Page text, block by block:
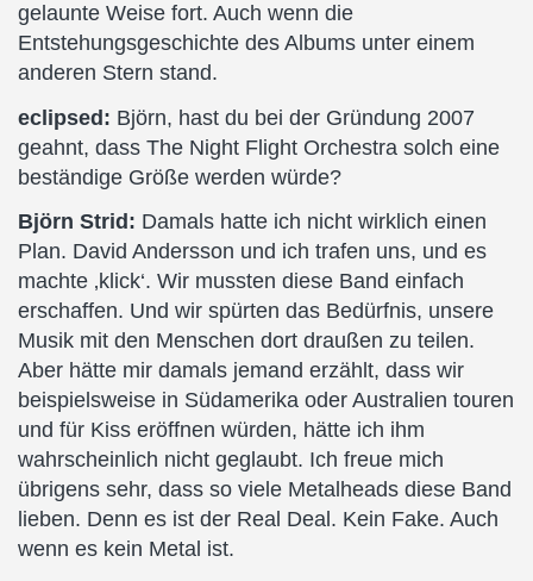
gelaunte Weise fort. Auch wenn die
Entstehungsgeschichte des Albums unter einem
anderen Stern stand.
eclipsed: Björn, hast du bei der Gründung 2007
geahnt, dass The Night Flight Orchestra solch eine
beständige Größe werden würde?
Björn Strid: Damals hatte ich nicht wirklich einen
Plan. David Andersson und ich trafen uns, und es
machte ‚klick‘. Wir mussten diese Band einfach
erschaffen. Und wir spürten das Bedürfnis, unsere
Musik mit den Menschen dort draußen zu teilen.
Aber hätte mir damals jemand erzählt, dass wir
beispielsweise in Südamerika oder Australien touren
und für Kiss eröffnen würden, hätte ich ihm
wahrscheinlich nicht geglaubt. Ich freue mich
übrigens sehr, dass so viele Metalheads diese Band
lieben. Denn es ist der Real Deal. Kein Fake. Auch
wenn es kein Metal ist.